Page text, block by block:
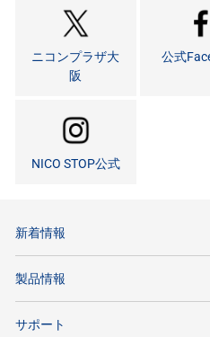
ニコンプラザ大
阪
公式
NICO STOP公式
新着情報
製品情報
サポート